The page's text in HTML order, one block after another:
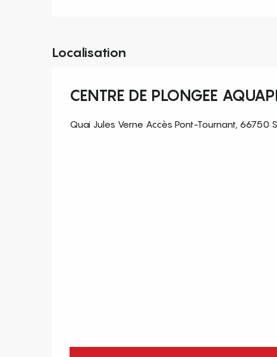
Localisation
CENTRE DE PLONGEE
Quai Jules Verne Accès Pont-Tournant, 66750